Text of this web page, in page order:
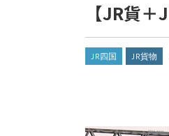
【JR貨
JR四国 JR貨物